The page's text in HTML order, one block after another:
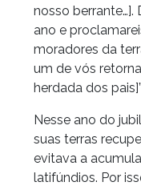
nosso berrante…].
ano e
moradores da
um de vós
herdada dos pais]”
Nesse ano do
suas terras
evitava a
latifúndios. Por